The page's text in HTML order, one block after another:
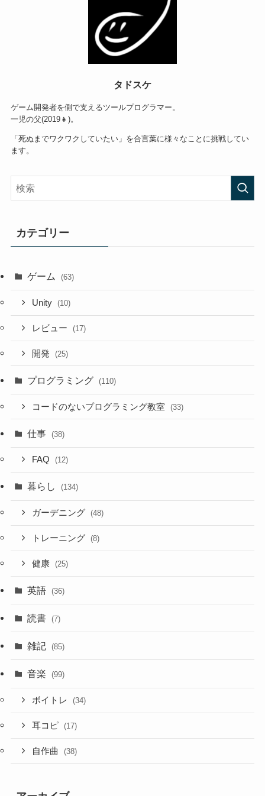
タドスケ
ゲーム開発者を側で支えるツールプログラマー。
一児の父(2019👧)。
「死ぬまでワクワクしていたい」を合言葉に様々なことに挑戦してい
ます。
カテゴリー
ゲーム (63)
Unity (10)
レビュー (17)
開発 (25)
プログラミング (110)
コードのないプログラミング教室 (33)
仕事 (38)
FAQ (12)
暮らし (134)
ガーデニング (48)
トレーニング (8)
健康 (25)
英語 (36)
読書 (7)
雑記 (85)
音楽 (99)
ボイトレ (34)
耳コピ (17)
自作曲 (38)